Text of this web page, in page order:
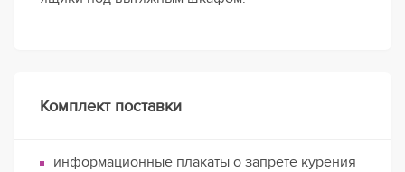
Комплект поставки
информационные плакаты о запрете курения